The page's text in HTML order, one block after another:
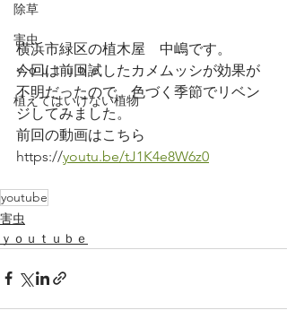
除草
害虫
ｙｏｕｔｕｂｅ
植えてはいけない植物
横浜市緑区の植木屋　中嶋です。
今回は前回試したカメムッシが効果が
不明だったので、色づく季節でリベン
ジしてみました。
前回の動画はこちら
https://youtu.be/tJ1K4e8W6z0
youtube
害虫
ｙｏｕｔｕｂｅ